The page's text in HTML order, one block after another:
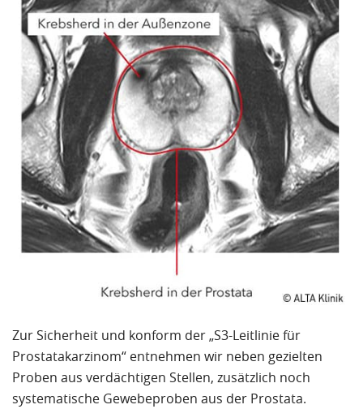
Zur Sicherheit und konform der „S3-Leitlinie für
Prostatakarzinom“ entnehmen wir neben gezielten
Proben aus verdächtigen Stellen, zusätzlich noch
systematische Gewebeproben aus der Prostata.